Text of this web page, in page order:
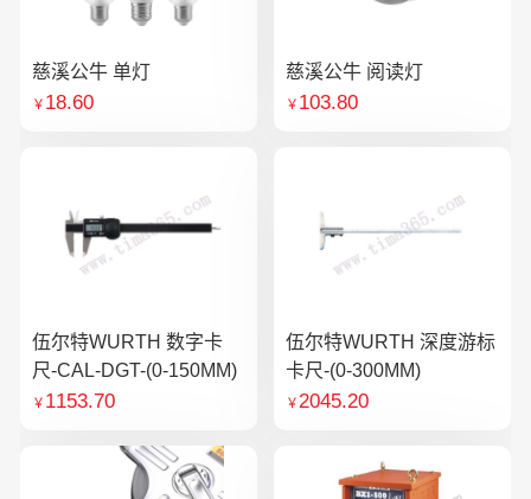
慈溪公牛 单灯
￥ 18.60
慈溪公牛 阅读灯
￥ 103.80
伍尔特WURTH 数字卡
尺-CAL-DGT-(0-150MM)
￥ 1153.70
伍尔特WURTH 深度游标
卡尺-(0-300MM)
￥2045.20